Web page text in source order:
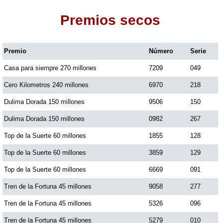
Dorado Mañana
Dorado Noche
Fantástica Día
Fantástica Noche
Motilon Tarde
Motilon Noche
Premios secos
Premio Número Serie
Casa para siempre 270 millones 7209 049
Cero Kilometros 240 millones 6970 218
Dulima Dorada 150 millones 9506 150
Dulima Dorada 150 millones 0982 267
Top de la Suerte 60 millones 1855 128
Top de la Suerte 60 millones 3859 129
Top de la Suerte 60 millones 6669 091
Tren de la Fortuna 45 millones 9058 277
Tren de la Fortuna 45 millones 5326 096
Tren de la Fortuna 45 millones 5279 010